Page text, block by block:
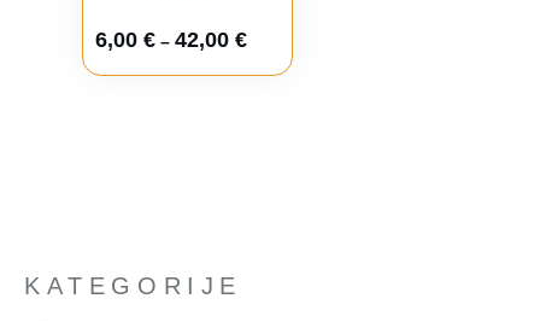
KATEGORIJE
6,00 € – 42,00 €